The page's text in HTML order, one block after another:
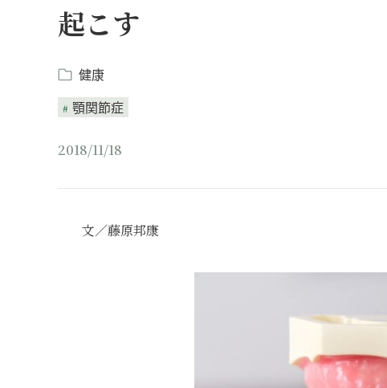
起こす
健康
顎関節症
2018/11/18
文／藤原邦康